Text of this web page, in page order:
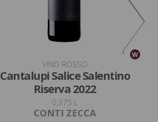
W
VINO ROSSO
Cantalupi Salice Salentino
Riserva 2022
0,375 L
CONTI ZECCA